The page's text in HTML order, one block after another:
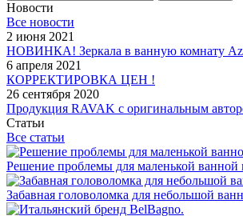
Новости
Все новости
2 июня 2021
НОВИНКА! Зеркала в ванную комнату
6 апреля 2021
КОРРЕКТИРОВКА ЦЕН !
26 сентября 2020
Продукция RAVAK с оригинальным
Статьи
Все статьи
Решение проблемы для маленькой ванной
Забавная головоломка для небольшой